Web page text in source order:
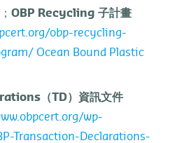
； OBP Recycling 子計畫
obp-recycling-
Ocean Bound Plastic
（TD）資訊文件
wp-
Transaction-Declarations-